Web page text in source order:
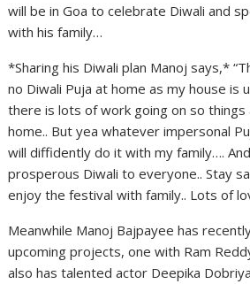
will be in Goa to celebrate Diwali and
with his family…
*Sharing his Diwali plan Manoj says,*
no Diwali Puja at home as my house is
there is lots of work going on so
home.. But yea whatever impersonal
will diffidently do it with my family….
prosperous Diwali to everyone.. Stay
enjoy the festival with family.. Lots of
Meanwhile Manoj Bajpayee has
upcoming projects, one with Ram
also has talented actor Deepika